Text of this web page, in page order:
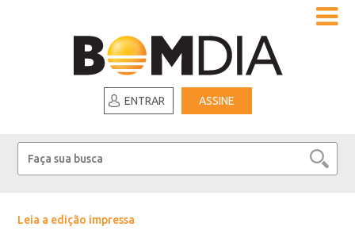
ENTRAR ASSINE
Leia a edição impressa